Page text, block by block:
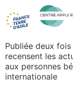
Publiée deux
recensent les
aux personnes
internationale